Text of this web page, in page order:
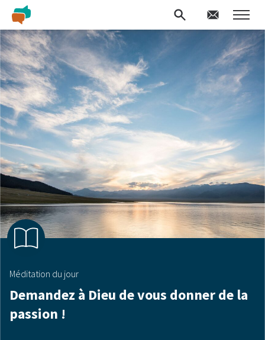
Méditation du jour
Demandez à Dieu de vous donner de la
passion !